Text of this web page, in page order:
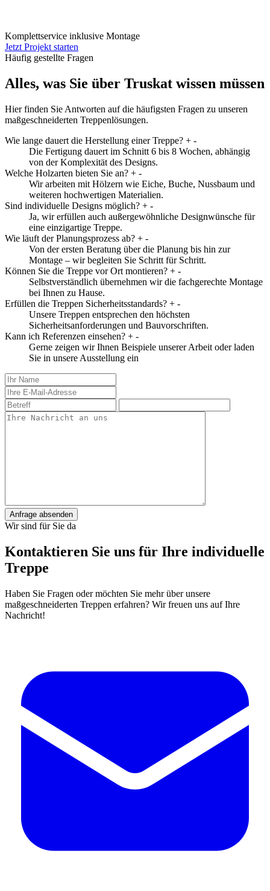
Komplettservice inklusive Montage
Jetzt Projekt starten
Häufig gestellte Fragen
Alles, was Sie über Truskat wissen müssen
Hier finden Sie Antworten auf die häufigsten Fragen zu unseren
maßgeschneiderten Treppenlösungen.
Wie lange dauert die Herstellung einer Treppe? + -
Die Fertigung dauert im Schnitt 6 bis 8 Wochen, abhängig
von der Komplexität des Designs.
Welche Holzarten bieten Sie an? + -
Wir arbeiten mit Hölzern wie Eiche, Buche, Nussbaum und
weiteren hochwertigen Materialien.
Sind individuelle Designs möglich? + -
Ja, wir erfüllen auch außergewöhnliche Designwünsche für
eine einzigartige Treppe.
Wie läuft der Planungsprozess ab? + -
Von der ersten Beratung über die Planung bis hin zur
Montage – wir begleiten Sie Schritt für Schritt.
Können Sie die Treppe vor Ort montieren? + -
Selbstverständlich übernehmen wir die fachgerechte Montage
bei Ihnen zu Hause.
Erfüllen die Treppen Sicherheitsstandards? + -
Unsere Treppen entsprechen den höchsten
Sicherheitsanforderungen und Bauvorschriften.
Kann ich Referenzen einsehen? + -
Gerne zeigen wir Ihnen Beispiele unserer Arbeit oder laden
Sie in unsere Ausstellung ein
Anfrage absenden
Wir sind für Sie da
Kontaktieren Sie uns für Ihre individuelle
Treppe
Haben Sie Fragen oder möchten Sie mehr über unsere
maßgeschneiderten Treppen erfahren? Wir freuen uns auf Ihre
Nachricht!